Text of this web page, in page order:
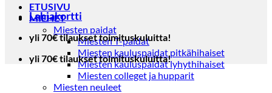
ETUSIVU
MIEHET
Miesten paidat
Miesten T-paidat
Miesten kauluspaidat pitkähihaiset
Miesten kauluspaidat lyhythihaiset
Miesten colleget ja hupparit
Miesten neuleet
Lahjakortti
yli 70€ tilaukset toimituskuluitta!
yli 70€ tilaukset toimituskuluitta!